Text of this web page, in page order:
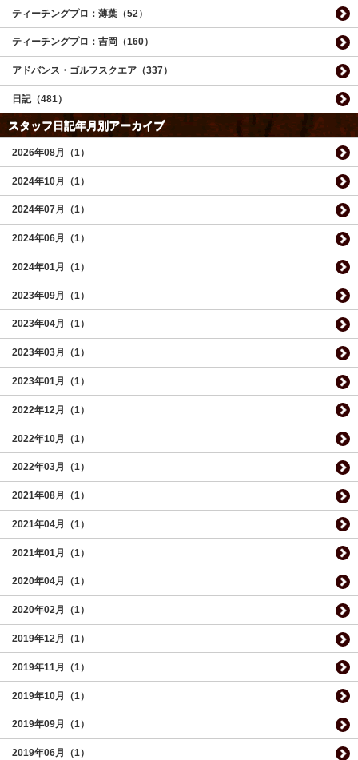
ティーチングプロ：薄葉（52）
ティーチングプロ：吉岡（160）
アドバンス・ゴルフスクエア（337）
日記（481）
スタッフ日記年月別アーカイブ
2026年08月（1）
2024年10月（1）
2024年07月（1）
2024年06月（1）
2024年01月（1）
2023年09月（1）
2023年04月（1）
2023年03月（1）
2023年01月（1）
2022年12月（1）
2022年10月（1）
2022年03月（1）
2021年08月（1）
2021年04月（1）
2021年01月（1）
2020年04月（1）
2020年02月（1）
2019年12月（1）
2019年11月（1）
2019年10月（1）
2019年09月（1）
2019年06月（1）